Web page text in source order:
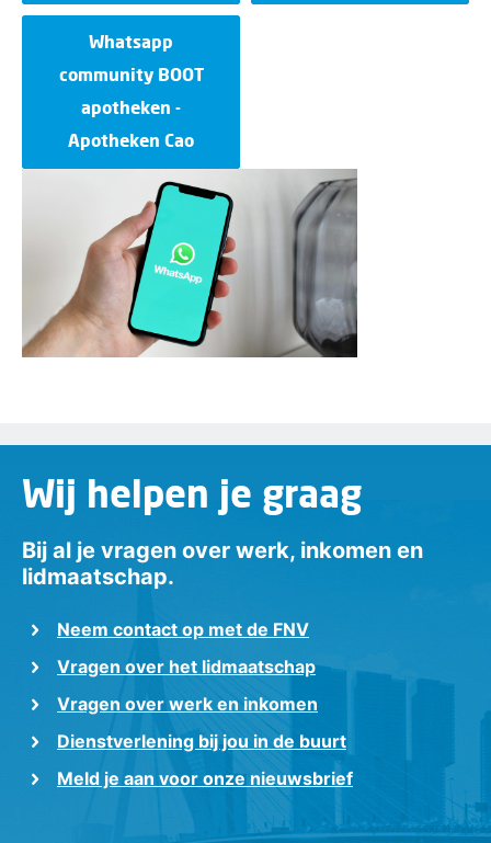
Whatsapp
community BOOT
apotheken -
Apotheken Cao
Wij helpen je graag
Bij al je vragen over werk, inkomen en
lidmaatschap.
Neem contact op met de FNV
Vragen over het lidmaatschap
Vragen over werk en inkomen
Dienstverlening bij jou in de buurt
Meld je aan voor onze nieuwsbrief